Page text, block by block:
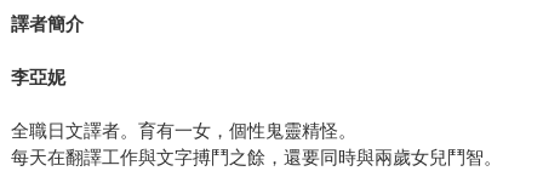
譯者簡介
李亞妮
全職日文譯者。育有一女，個性鬼靈精怪。
每天在翻譯工作與文字搏鬥之餘，還要同時與兩歲女兒鬥智。